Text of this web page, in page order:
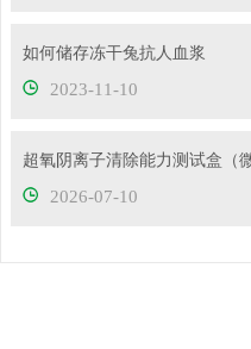
如何储存冻干兔抗人血浆
2023-11-10
2026-07-10